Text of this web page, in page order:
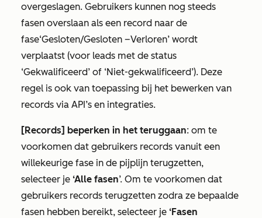
overgeslagen. Gebruikers kunnen nog steeds
fasen overslaan als een record naar de
fase‘Gesloten/Gesloten –Verloren’ wordt
verplaatst (voor leads met de status
‘Gekwalificeerd’ of ‘Niet-gekwalificeerd’). Deze
regel is ook van toepassing bij het bewerken van
records via API’s en integraties.
[Records] beperken in het teruggaan: om te
voorkomen dat gebruikers records vanuit een
willekeurige fase in de pijplijn terugzetten,
selecteer je ‘Alle fasen’. Om te voorkomen dat
gebruikers records terugzetten zodra ze bepaalde
fasen hebben bereikt, selecteer je ‘Fasen